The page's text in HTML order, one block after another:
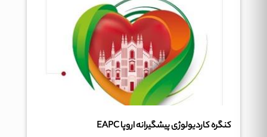
کنگره کاردیولوژی پیشگیرانه اروپا EAPC